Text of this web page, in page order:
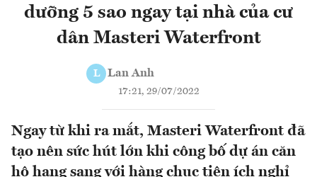
dưỡng 5 sao ngay tại nhà của cư
dân Masteri Waterfront
L Lan Anh
17:21, 29/07/2022
Ngay từ khi ra mắt, Masteri Waterfront đã
tạo nên sức hút lớn khi công bố dự án căn
hộ hạng sang với hàng chục tiện ích nghỉ